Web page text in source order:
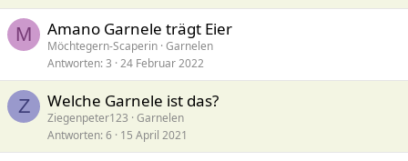
M Amano Garnele trägt Eier
Möchtegern-Scaperin Garnelen
Antworten 3 24 Februar 2022
Z Welche Garnele ist das?
Ziegenpeter123 Garnelen
Antworten 6 15 April 2021